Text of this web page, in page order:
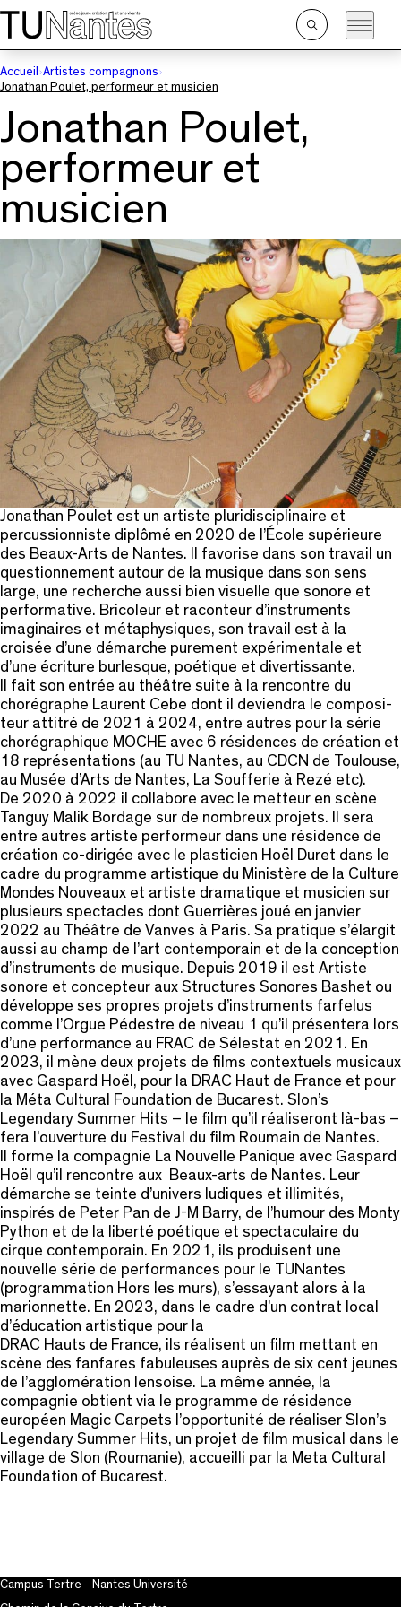
Passer directement à la navigation
Passer directement au contenu principal
Ouvrir
la
Accueil
Artistes compagnons
Jonathan Poulet, performeur et musicien
Jonathan Poulet,
performeur et
musicien
Jonathan Poulet est un artiste pluridisciplinaire et
percussionniste diplômé en 2020 de l’École supérieure
des Beaux-Arts de Nantes. Il favorise dans son travail un
questionnement autour de la musique dans son sens
large, une recherche aussi bien visuelle que sonore et
performative. Bricoleur et raconteur d’instruments
imaginaires et métaphysiques, son travail est à la
croisée d’une démarche purement expérimentale et
d’une écriture burlesque, poétique et divertissante.
Il fait son entrée au théâtre suite à la rencontre du
chorégraphe Laurent Cebe dont il deviendra le composi-
teur attitré de 2021 à 2024, entre autres pour la série
chorégraphique MOCHE avec 6 résidences de création et
18 représentations (au TU Nantes, au CDCN de Toulouse,
au Musée d’Arts de Nantes, La Soufferie à Rezé etc).
De 2020 à 2022 il collabore avec le metteur en scène
Tanguy Malik Bordage sur de nombreux projets. Il sera
entre autres artiste performeur dans une résidence de
création co-dirigée avec le plasticien Hoël Duret dans le
cadre du programme artistique du Ministère de la Culture
Mondes Nouveaux et artiste dramatique et musicien sur
plusieurs spectacles dont Guerrières joué en janvier
2022 au Théâtre de Vanves à Paris. Sa pratique s’élargit
aussi au champ de l’art contemporain et de la conception
d’instruments de musique. Depuis 2019 il est Artiste
sonore et concepteur aux Structures Sonores Bashet ou
développe ses propres projets d’instruments farfelus
comme l’Orgue Pédestre de niveau 1 qu’il présentera lors
d’une performance au FRAC de Sélestat en 2021. En
2023, il mène deux projets de films contextuels musicaux
avec Gaspard Hoël, pour la DRAC Haut de France et pour
la Méta Cultural Foundation de Bucarest. Slon’s
Legendary Summer Hits – le film qu’il réaliseront là-bas –
fera l’ouverture du Festival du film Roumain de Nantes.
Il forme la compagnie La Nouvelle Panique avec Gaspard
Hoël qu’il rencontre aux Beaux-arts de Nantes. Leur
démarche se teinte d’univers ludiques et illimités,
inspirés de Peter Pan de J-M Barry, de l’humour des Monty
Python et de la liberté poétique et spectaculaire du
cirque contemporain. En 2021, ils produisent une
nouvelle série de performances pour le TUNantes
(programmation Hors les murs), s’essayant alors à la
marionnette. En 2023, dans le cadre d’un contrat local
d’éducation artistique pour la
DRAC Hauts de France, ils réalisent un film mettant en
scène des fanfares fabuleuses auprès de six cent jeunes
de l’agglomération lensoise. La même année, la
compagnie obtient via le programme de résidence
européen Magic Carpets l’opportunité de réaliser Slon’s
Legendary Summer Hits, un projet de film musical dans le
village de Slon (Roumanie), accueilli par la Meta Cultural
Foundation of Bucarest.
Campus Tertre - Nantes Université